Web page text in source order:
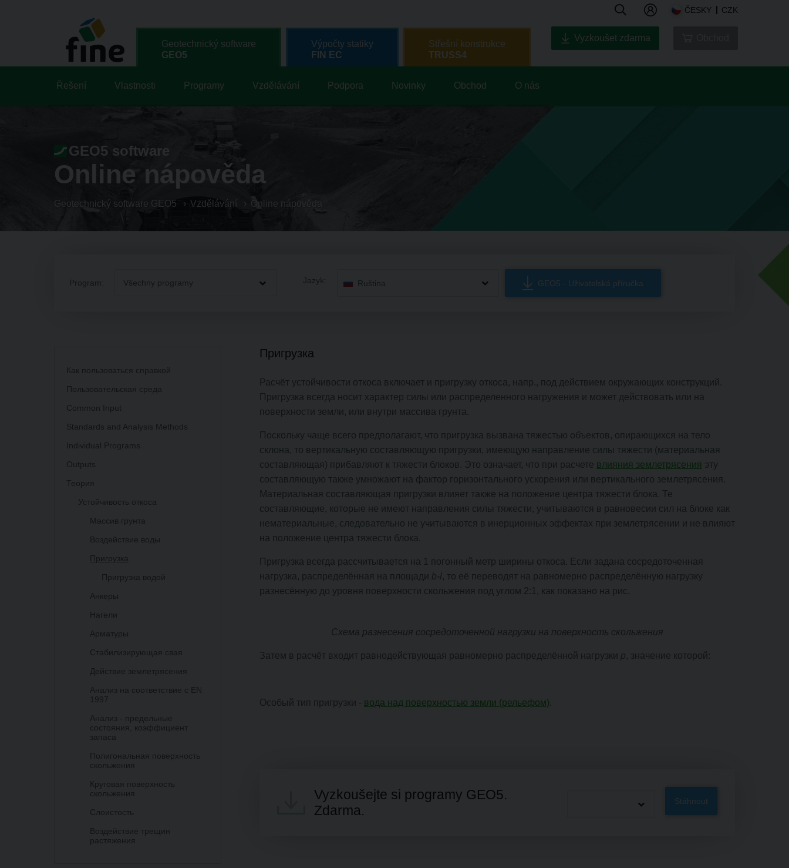
ČESKY CZK
Geotechnický software
GEO5
Řešení Vlastnosti Programy Vzdělávání Podpora Novinky Obchod O nás
Výpočty statiky
FIN EC
Střešní konstrukce
TRUSS4
Vyzkoušet zdarma
GEO5 software
Online nápověda
Geotechnický software GEO5 Vzdělávání Online nápověda
Program: Všechny programy Jazyk: Ruština GEO5 - Uživatelská příručka
Как пользоваться справкой
Пользовательская среда
Common Input
Standards and Analysis Methods
Individual Programs
Outputs
Теория
Устойчивость откоса
Массив грунта
Воздействие воды
Пригрузка
Пригрузка водой
Анкеры
Нагели
Арматуры
Стабилизирующая свая
Действие землетрясения
Анализ на соответствие с EN
1997
Анализ - предельные
состояния, коэффициент
запаса
Полигональная поверхность
скольжения
Круговая поверхность
скольжения
Слоистость
Воздействие трещин
растяжения
Пригрузка
Расчёт устойчивости откоса включает и пригрузку откоса, напр., под действием окружающих конструкций.
Пригрузка всегда носит характер силы или распределенного нагружения и может действовать или на
поверхности земли, или внутри массива грунта.
Поскольку чаще всего предполагают, что пригрузка вызвана тяжестью объектов, опирающихся на тело
склона, то вертикальную составляющую пригрузки, имеющую направление силы тяжести (материальная
составляющая) прибавляют к тяжести блоков. Это означает, что при расчете влияния землетрясения эту
составляющую также умножают на фактор горизонтального ускорения или вертикального землетрясения.
Материальная составляющая пригрузки влияет также на положение центра тяжести блока. Те
составляющие, которые не имеют направления силы тяжести, учитываются в равновесии сил на блоке как
нематериальные, следовательно не учитываются в инерционных эффектах при землетрясении и не влияют
на положение центра тяжести блока.
Пригрузка всегда рассчитывается на 1 погонный метр ширины откоса. Если задана сосредоточенная
нагрузка, распределённая на площади b l, то её переводят на равномерно распределённую нагрузку
разнесённую до уровня поверхности скольжения под углом 2:1, как показано на рис.
Схема разнесения сосредоточенной нагрузки на поверхность скольжения
Затем в расчёт входит равнодействующая равномерно распределённой нагрузки p, значение которой:
Особый тип пригрузки - вода над поверхностью земли (рельефом).
Vyzkoušejte si programy GEO5.
Zdarma.
Stáhnout